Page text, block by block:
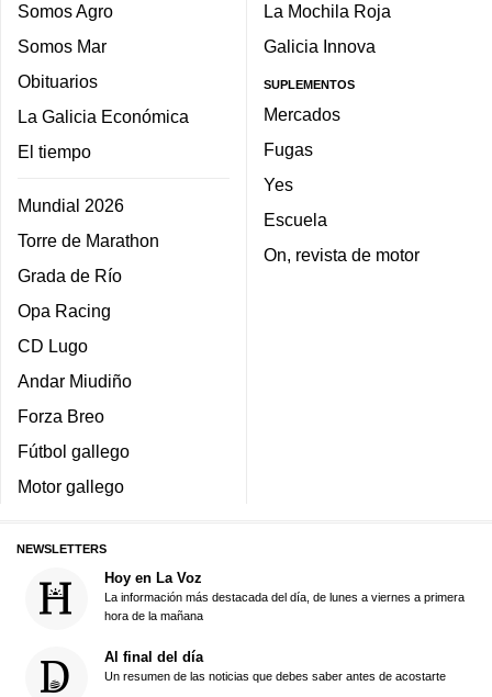
Somos Agro
Somos Mar
Obituarios
La Galicia Económica
El tiempo
Mundial 2026
Torre de Marathon
Grada de Río
Opa Racing
CD Lugo
Andar Miudiño
Forza Breo
Fútbol gallego
Motor gallego
La Mochila Roja
Galicia Innova
SUPLEMENTOS
Mercados
Fugas
Yes
Escuela
On, revista de motor
NEWSLETTERS
Hoy en La Voz
La información más destacada del día, de lunes a viernes a primera
hora de la mañana
Al final del día
Un resumen de las noticias que debes saber antes de acostarte